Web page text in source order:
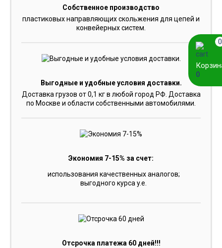
Собственное производство
пластиковых направляющих скольжения для цепей и
конвейерных систем.
Выгодные и удобные условия доставки.
Доставка грузов от 0,1 кг в любой город РФ. Доставка
по Москве и области собственными автомобилями.
Экономия 7-15% за счет:
использования качественных аналогов;
выгодного курса y.e.
Отсрочка платежа 60 дней!!!
0
0